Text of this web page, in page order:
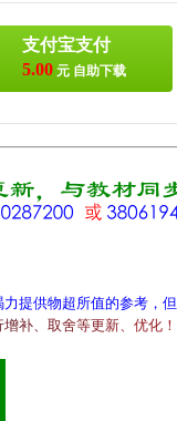
支付宝支付
5.00 元 自助下载
提供物超所值的参考，
增补、 取舍等更新、 优化 ！